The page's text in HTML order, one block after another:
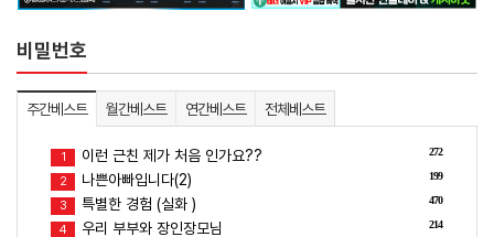
비밀번호
주간베스트 월간베스트 연간베스트 전체베스트
272
1 이런 근친 제가 처음 인가요??
199
2 나쁜아빠입니다(2)
470
3 특별한 경험 (실화 )
214
4 우리 부부와 장인장모님